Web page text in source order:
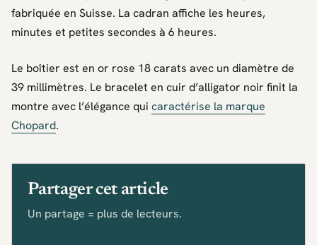
fabriquée en Suisse. La cadran affiche les heures,
minutes et petites secondes à 6 heures.
Le boîtier est en or rose 18 carats avec un diamètre de
39 millimètres. Le bracelet en cuir d’alligator noir finit la
montre avec l’élégance qui caractérise la marque
Chopard.
Partager cet article
Un partage = plus de lecteurs.